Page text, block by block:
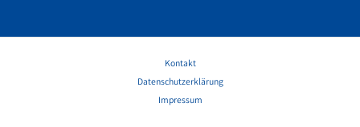
Kontakt
Datenschutzerklärung
Impressum